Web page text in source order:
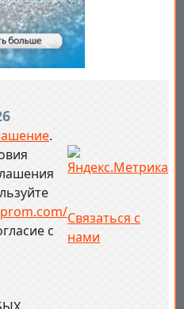
.
с
Связаться с
нами